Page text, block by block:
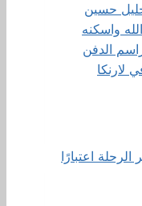
حسين
واسكنه
الدفن
لارنكا